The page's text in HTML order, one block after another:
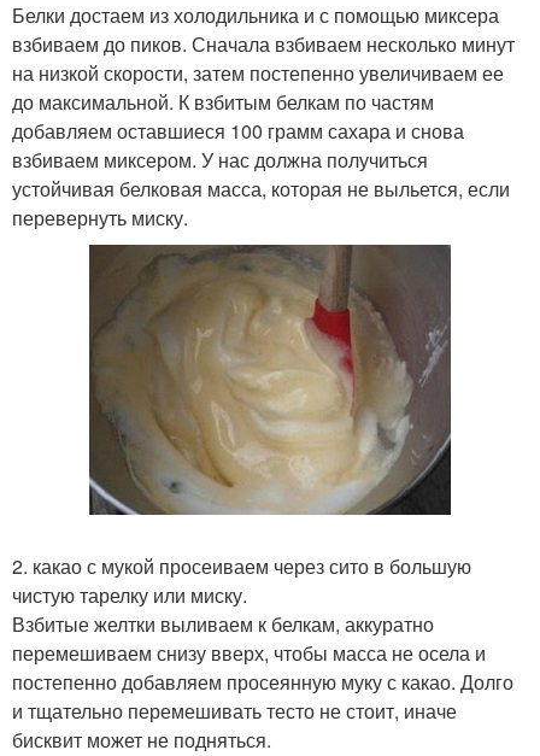
Белки достаем из холодильника и с помощью миксера
взбиваем до пиков. Сначала взбиваем несколько минут
на низкой скорости, затем постепенно увеличиваем ее
до максимальной. К взбитым белкам по частям
добавляем оставшиеся 100 грамм сахара и снова
взбиваем миксером. У нас должна получиться
устойчивая белковая масса, которая не выльется, если
перевернуть миску.
2. какао с мукой просеиваем через сито в большую
чистую тарелку или миску.
Взбитые желтки выливаем к белкам, аккуратно
перемешиваем снизу вверх, чтобы масса не осела и
постепенно добавляем просеянную муку с какао. Долго
и тщательно перемешивать тесто не стоит, иначе
бисквит может не подняться.